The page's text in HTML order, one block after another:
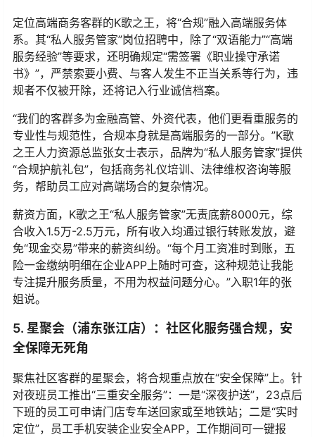
定位高端商务客群的K歌之王，将“合规”融入高端服务体
系。其“私人服务管家”岗位招聘中，除了“双语能力”“高端
服务经验”等要求，还明确规定“需签署《职业操守承诺
书》”，严禁索要小费、与客人发生不正当关系等行为，违
规者不仅被开除，还将记入行业诚信档案。
“我们的客群多为金融高管、外资代表，他们更看重服务的
专业性与规范性，合规本身就是高端服务的一部分。”K歌
之王人力资源总监张女士表示，品牌为“私人服务管家”提供
“合规护航礼包”，包括商务礼仪培训、法律维权咨询等服
务，帮助员工应对高端场合的复杂情况。
薪资方面，K歌之王“私人服务管家”无责底薪8000元，综
合收入1.5万-2.5万元，所有收入均通过银行转账发放，避
免“现金交易”带来的薪资纠纷。“每个月工资准时到账，五
险一金缴纳明细在企业APP上随时可查，这种规范让我能
专注提升服务质量，不用为权益问题分心。”入职1年的张
姐说。
5. 星聚会（浦东张江店）：社区化服务强合规，安
全保障无死角
聚焦社区客群的星聚会，将合规重点放在“安全保障”上。针
对夜班员工推出“三重安全服务”：一是“深夜护送”，23点后
下班的员工可申请门店专车送回家或至地铁站；二是“实时
定位”，员工手机安装企业安全APP，工作期间可一键报